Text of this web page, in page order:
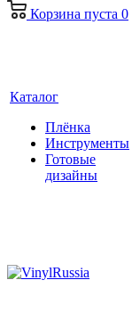
Корзина пуста 0
Каталог
Плёнка
Инструменты
Готовые
дизайны